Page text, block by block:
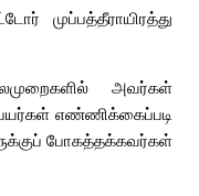
முப்பத்தீராயிரத்து
அவர்கள்
எண்ணிக்கைப்படி
போகத்தக்கவர்கள்